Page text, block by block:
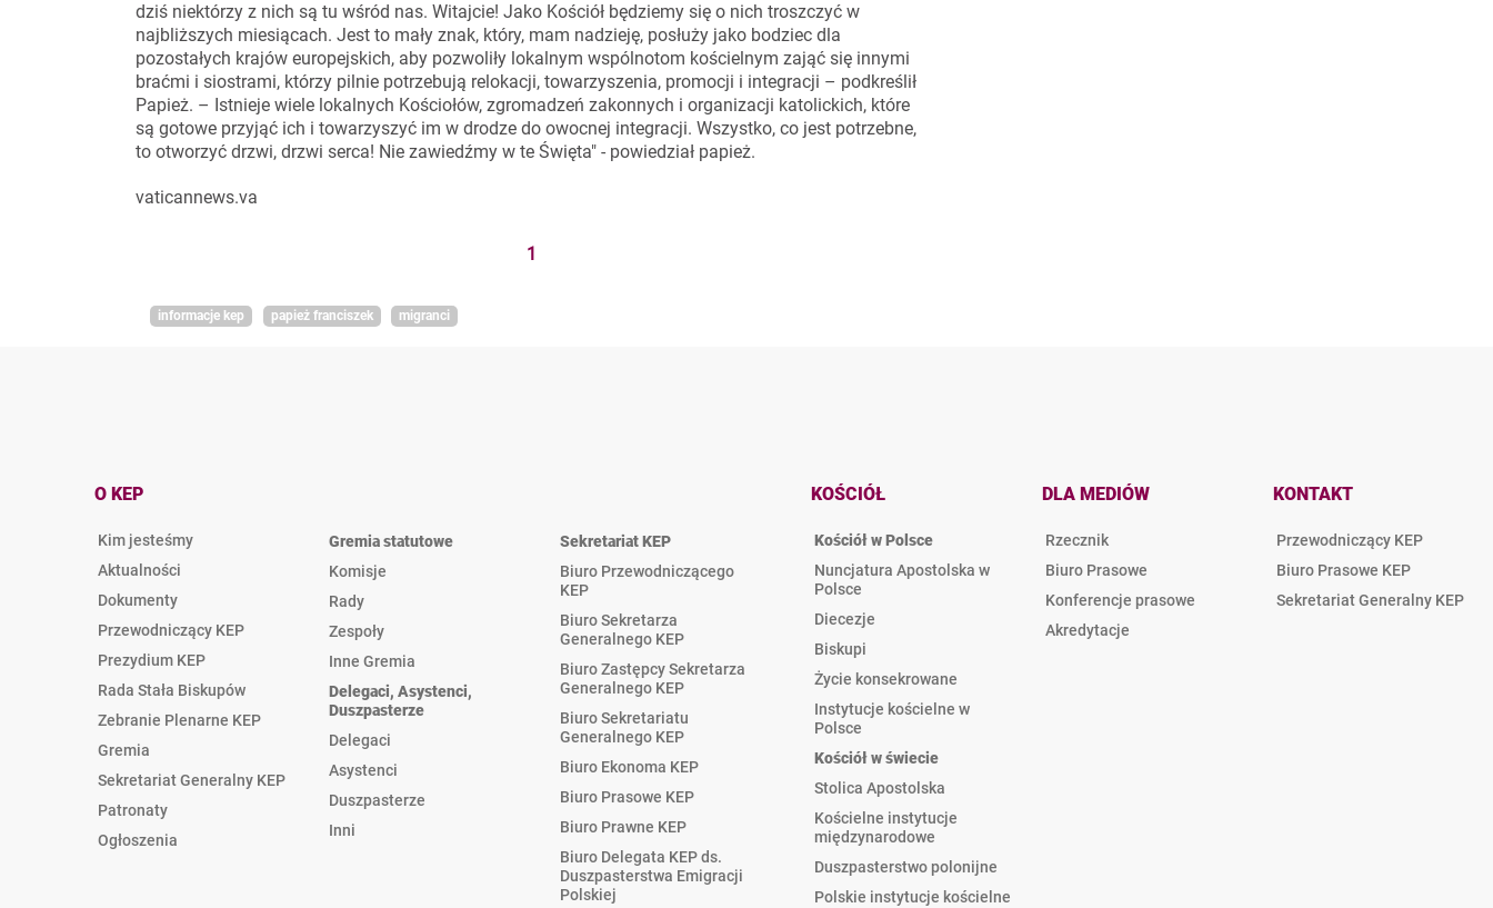
dziś niektórzy z nich są tu wśród nas. Witajcie! Jako Kościół będziemy się o nich troszczyć w
najbliższych miesiącach. Jest to mały znak, który, mam nadzieję, posłuży jako bodziec dla
pozostałych krajów europejskich, aby pozwoliły lokalnym wspólnotom kościelnym zająć się innymi
braćmi i siostrami, którzy pilnie potrzebują relokacji, towarzyszenia, promocji i integracji – podkreślił
Papież. – Istnieje wiele lokalnych Kościołów, zgromadzeń zakonnych i organizacji katolickich, które
są gotowe przyjąć ich i towarzyszyć im w drodze do owocnej integracji. Wszystko, co jest potrzebne,
to otworzyć drzwi, drzwi serca! Nie zawiedźmy w te Święta" - powiedział papież.
vaticannews.va
1
informacje kep papież franciszek migranci
O KEP
Kim jesteśmy
Aktualności
Dokumenty
Przewodniczący KEP
Prezydium KEP
Rada Stała Biskupów
Zebranie Plenarne KEP
Gremia
Sekretariat Generalny KEP
Patronaty
Ogłoszenia
Gremia statutowe
Komisje
Rady
Zespoły
Inne Gremia
Delegaci, Asystenci,
Duszpasterze
Delegaci
Asystenci
Duszpasterze
Inni
Sekretariat KEP
Biuro Przewodniczącego
KEP
Biuro Sekretarza
Generalnego KEP
Biuro Zastępcy Sekretarza
Generalnego KEP
Biuro Sekretariatu
Generalnego KEP
Biuro Ekonoma KEP
Biuro Prasowe KEP
Biuro Prawne KEP
Biuro Delegata KEP ds.
Duszpasterstwa Emigracji
Polskiej
KOŚCIÓŁ
Kościół w Polsce
Nuncjatura Apostolska w
Polsce
Diecezje
Biskupi
Życie konsekrowane
Instytucje kościelne w
Polsce
Kościół w świecie
Stolica Apostolska
Kościelne instytucje
międzynarodowe
Duszpasterstwo polonijne
Polskie instytucje kościelne
DLA MEDIÓW
Rzecznik
Biuro Prasowe
Konferencje prasowe
Akredytacje
KONTAKT
Przewodniczący KEP
Biuro Prasowe KEP
Sekretariat Generalny KEP